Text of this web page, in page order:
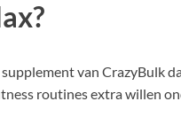
van CrazyBulk
routines extra willen